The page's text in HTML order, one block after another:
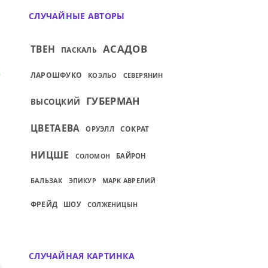
МОЖНО УБЕЖАТЬ ИЗ ОТЕЧЕСТВА, НО
СЛУЧАЙНЫЕ АВТОРЫ
ТВЕН ПАСКАЛЬ АСАДОВ
ЛАРОШФУКО КОЭЛЬО СЕВЕРЯНИН
ВЫСОЦКИЙ ГУБЕРМАН
ЦВЕТАЕВА ОРУЭЛЛ СОКРАТ
НИЦШЕ СОЛОМОН БАЙРОН
БАЛЬЗАК ЭПИКУР МАРК АВРЕЛИЙ
ФРЕЙД ШОУ СОЛЖЕНИЦЫН
СЛУЧАЙНАЯ КАРТИНКА